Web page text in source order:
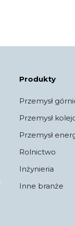
Produkty
Przemysł
Przemysł
Przemysł
Rolnictwo
Inżynieria
Inne branże